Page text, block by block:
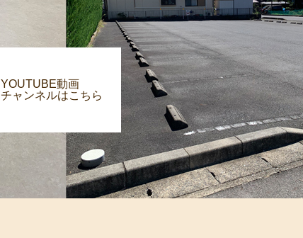
YOUTUBE動画
チャンネルはこちら